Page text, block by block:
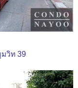
วิท 39